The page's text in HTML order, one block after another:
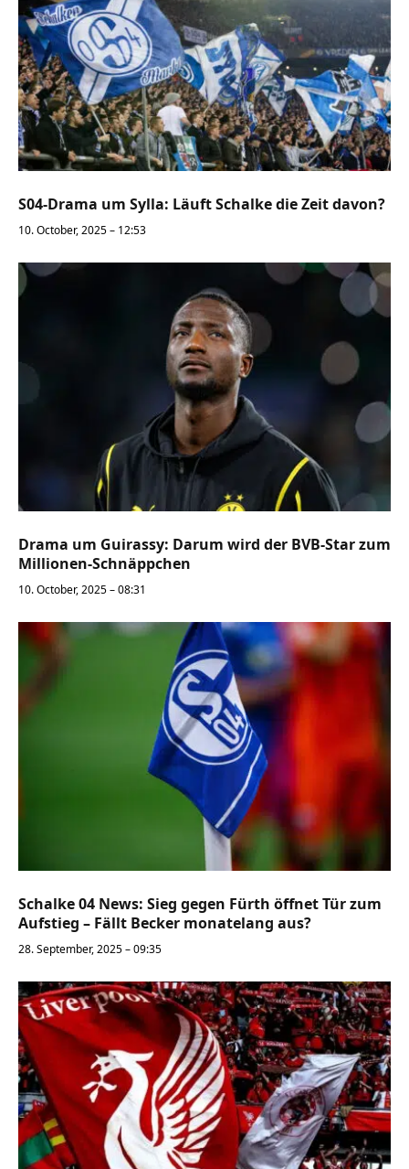
S04-Drama um Sylla: Läuft Schalke die Zeit davon?
10. October, 2025 – 12:53
Drama um Guirassy: Darum wird der BVB-Star zum
Millionen-Schnäppchen
10. October, 2025 – 08:31
Schalke 04 News: Sieg gegen Fürth öffnet Tür zum
Aufstieg – Fällt Becker monatelang aus?
28. September, 2025 – 09:35